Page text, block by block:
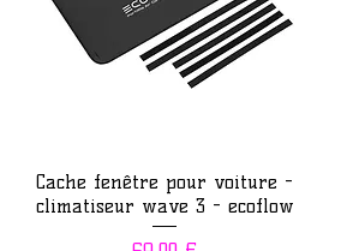
Aperçu rapide
Cache fenêtre pour voiture -
climatiseur wave 3 - ecoflow